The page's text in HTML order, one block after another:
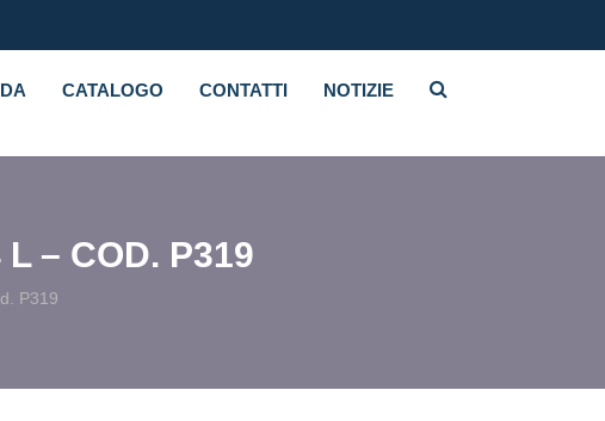
CATALOGO CONTATTI NOTIZIE
– COD. P319
P319